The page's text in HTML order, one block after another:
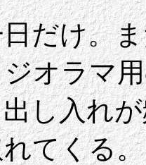
だけ。
オラマ
し入れ
てくる